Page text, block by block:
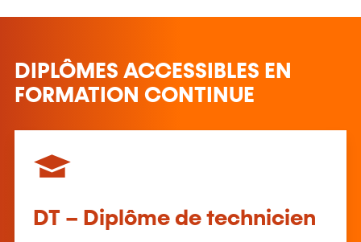
DIPLÔMES ACCESSIBLES EN
FORMATION CONTINUE
DT – Diplôme de technicien